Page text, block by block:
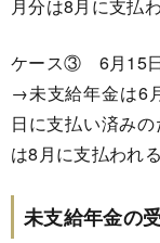
月分は8月に支払
ケース③ 6月15日
→未支給年金は6
日に支払い済み
は8月に支払われ
未支給年金の